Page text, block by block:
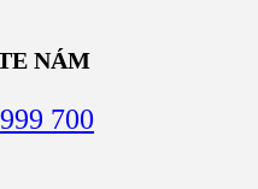
NÁM
700